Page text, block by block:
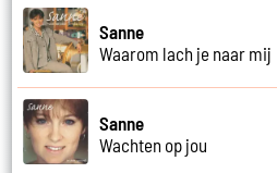
Sanne
Waarom lach je naar mij
Sanne
Wachten op jou